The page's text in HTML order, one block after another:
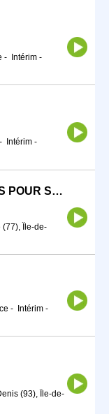
- Intérim -
- Intérim -
Conducteur PL (F/H) CITAIX PARIS POUR SEPTEMBRE 2026
(77), Île-de-
- Intérim -
(93), Île-de-